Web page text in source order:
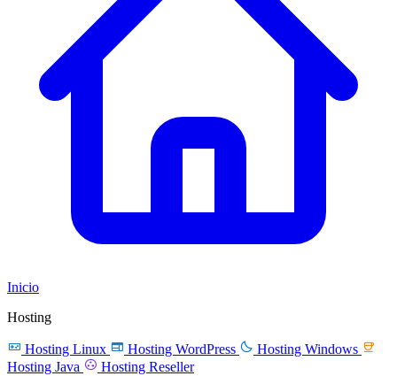
Inicio
Hosting
 Hosting Linux  Hosting WordPress  Hosting Windows 
Hosting Java  Hosting Reseller